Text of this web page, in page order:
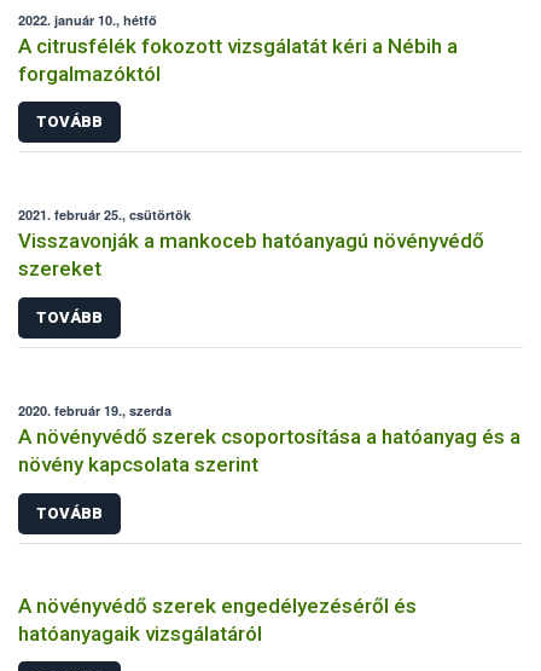
2022. január 10., hétfő
A citrusfélék fokozott vizsgálatát kéri a Nébih a
forgalmazóktól
TOVÁBB
2021. február 25., csütörtök
Visszavonják a mankoceb hatóanyagú növényvédő
szereket
TOVÁBB
2020. február 19., szerda
A növényvédő szerek csoportosítása a hatóanyag és a
növény kapcsolata szerint
TOVÁBB
A növényvédő szerek engedélyezéséről és
hatóanyagaik vizsgálatáról